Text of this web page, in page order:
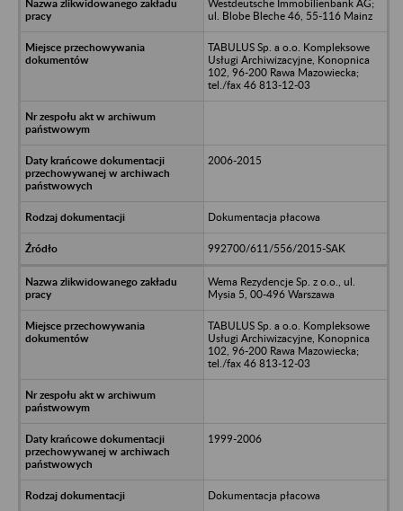
Westdeutsche Immobilienbank AG;
ul. Blobe Bleche 46, 55-116 Mainz
TABULUS Sp. a o.o. Kompleksowe
Usługi Archiwizacyjne, Konopnica
102, 96-200 Rawa Mazowiecka;
tel./fax 46 813-12-03
2006-2015
Dokumentacja płacowa
992700/611/556/2015-SAK
Wema Rezydencje Sp. z o.o., ul.
Mysia 5, 00-496 Warszawa
TABULUS Sp. a o.o. Kompleksowe
Usługi Archiwizacyjne, Konopnica
102, 96-200 Rawa Mazowiecka;
tel./fax 46 813-12-03
1999-2006
Dokumentacja płacowa